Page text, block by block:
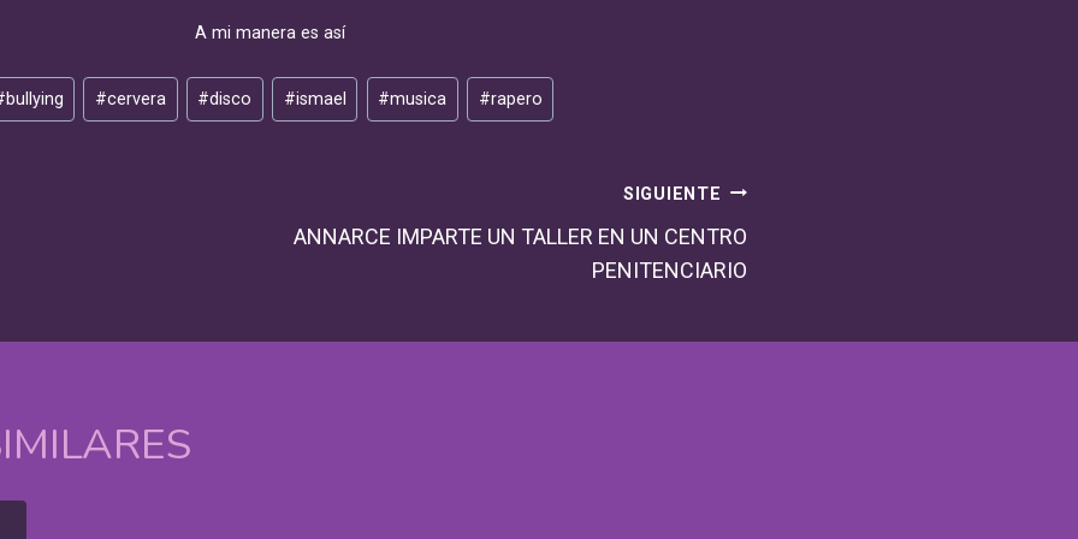
A mi manera es así
bullying #cervera #disco #ismael #musica #rapero
SIGUIENTE
ANNARCE IMPARTE UN TALLER EN UN CENTRO
PENITENCIARIO